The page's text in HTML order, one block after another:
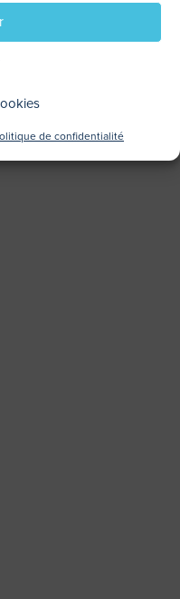
de confidentialité